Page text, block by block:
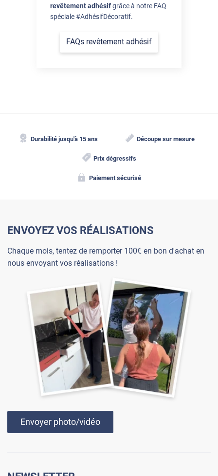
revêtement adhésifgrâce à notre FAQ
spéciale #AdhésifDécoratif.
FAQs revêtement adhésif
Durabilité jusqu'à 15 ans Découpe sur mesure
Prix dégressifs
Paiement sécurisé
ENVOYEZ VOS RÉALISATIONS
Chaque mois, tentez de remporter 100€ en bon d'achat en
nous envoyant vos réalisations !
Envoyer photo/vidéo